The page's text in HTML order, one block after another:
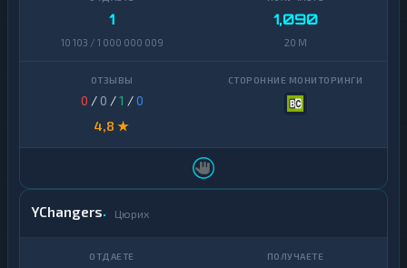
1
10 103 / 1 000 000 009
1,090
20 M
0 / 0 /1 /0
4,8 ★
YChangers Цюрих